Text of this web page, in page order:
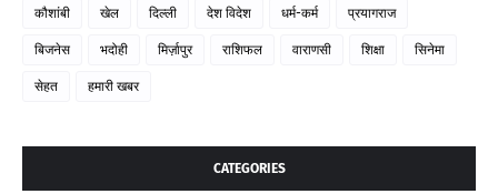
कौशांबी खेल दिल्ली देश विदेश धर्म-कर्म प्रयागराज
बिजनेस भदोही मिर्ज़ापुर राशिफल वाराणसी शिक्षा सिनेमा
सेहत हमारी खबर
CATEGORIES